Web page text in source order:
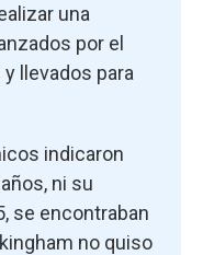
una
por el
llevados para
indicaron
ni su
se encontraban
no quiso